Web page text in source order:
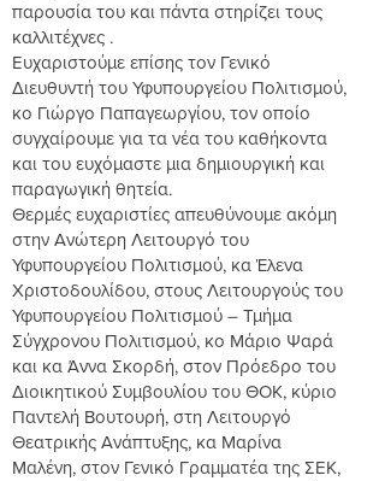
παρουσία του και πάντα στηρίζει τους
καλλιτέχνες .
Ευχαριστούμε επίσης τον Γενικό
Διευθυντή του Υφυπουργείου Πολιτισμού,
κο Γιώργο Παπαγεωργίου, τον οποίο
συγχαίρουμε για τα νέα του καθήκοντα
και του ευχόμαστε μια δημιουργική και
παραγωγική θητεία.
Θερμές ευχαριστίες απευθύνουμε ακόμη
στην Ανώτερη Λειτουργό του
Υφυπουργείου Πολιτισμού, κα Έλενα
Χριστοδουλίδου, στους Λειτουργούς του
Υφυπουργείου Πολιτισμού – Τμήμα
Σύγχρονου Πολιτισμού, κο Μάριο Ψαρά
και κα Άννα Σκορδή, στον Πρόεδρο του
Διοικητικού Συμβουλίου του ΘΟΚ, κύριο
Παντελή Βουτουρή, στη Λειτουργό
Θεατρικής Ανάπτυξης, κα Μαρίνα
Μαλένη, στον Γενικό Γραμματέα της ΣΕΚ,